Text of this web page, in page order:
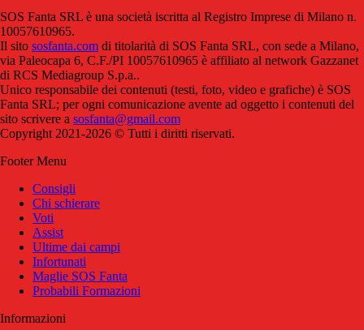
SOS Fanta SRL è una società iscritta al Registro Imprese di Milano n.
10057610965.
Il sito sosfanta.com di titolarità di SOS Fanta SRL, con sede a Milano,
via Paleocapa 6, C.F./PI 10057610965 è affiliato al network Gazzanet
di RCS Mediagroup S.p.a..
Unico responsabile dei contenuti (testi, foto, video e grafiche) è SOS
Fanta SRL; per ogni comunicazione avente ad oggetto i contenuti del
sito scrivere a sosfanta@gmail.com
Copyright 2021-2026 © Tutti i diritti riservati.
Footer Menu
Consigli
Chi schierare
Voti
Assist
Ultime dai campi
Infortunati
Maglie SOS Fanta
Probabili Formazioni
Informazioni